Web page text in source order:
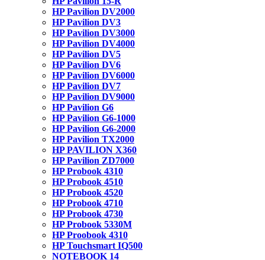
HP Pavilion DV2000
HP Pavilion DV3
HP Pavilion DV3000
HP Pavilion DV4000
HP Pavilion DV5
HP Pavilion DV6
HP Pavilion DV6000
HP Pavilion DV7
HP Pavilion DV9000
HP Pavilion G6
HP Pavilion G6-1000
HP Pavilion G6-2000
HP Pavilion TX2000
HP PAVILION X360
HP Pavilion ZD7000
HP Probook 4310
HP Probook 4510
HP Probook 4520
HP Probook 4710
HP Probook 4730
HP Probook 5330M
HP Proobook 4310
HP Touchsmart IQ500
NOTEBOOK 14